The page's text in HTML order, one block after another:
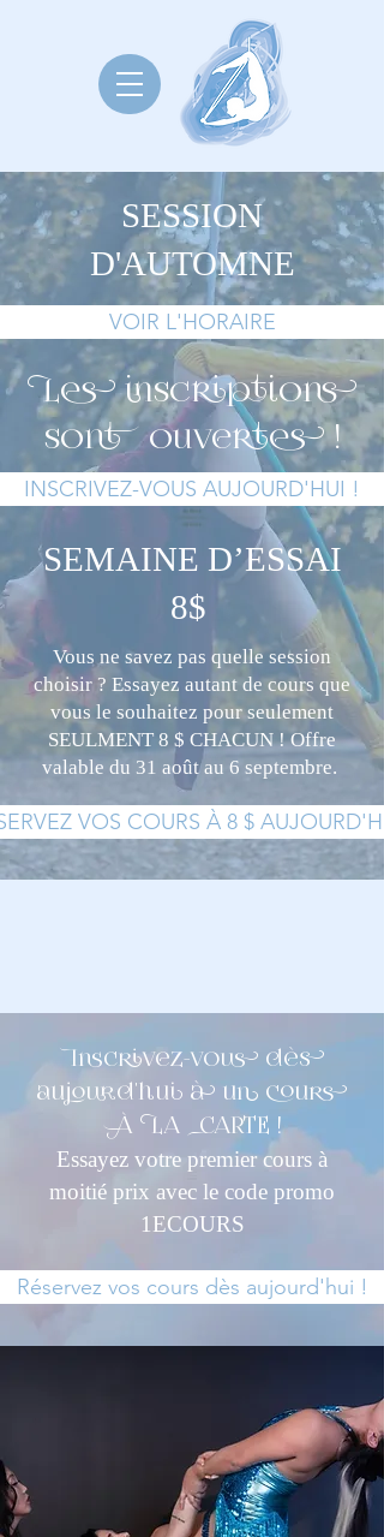
SESSION
D'AUTOMNE
VOIR L'HORAIRE
Les inscriptions
sont ouvertes !
INSCRIVEZ-VOUS AUJOURD'HUI !
SEMAINE D’ESSAI
8$
Vous ne savez pas quelle session
choisir ? Essayez autant de cours que
vous le souhaitez pour seulement
SEULMENT 8 $ CHACUN ! Offre
valable du 31 août au 6 septembre.
VOS COURS À 8 $
Inscrivez-vous dès
aujourd'hui à un cours
À LA CARTE !
Essayez votre premier cours à
moitié prix avec le code promo
1ECOURS
Réservez vos cours dès aujourd'hui !